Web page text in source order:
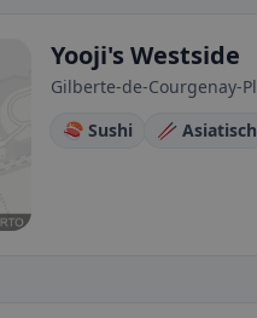
Yooji's Westside
Gilberte-de-Courgenay-
🍣 Sushi 🥢 Asiatisch